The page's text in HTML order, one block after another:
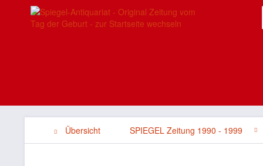
Übersicht SPIEGEL Zeitung 1990 - 1999